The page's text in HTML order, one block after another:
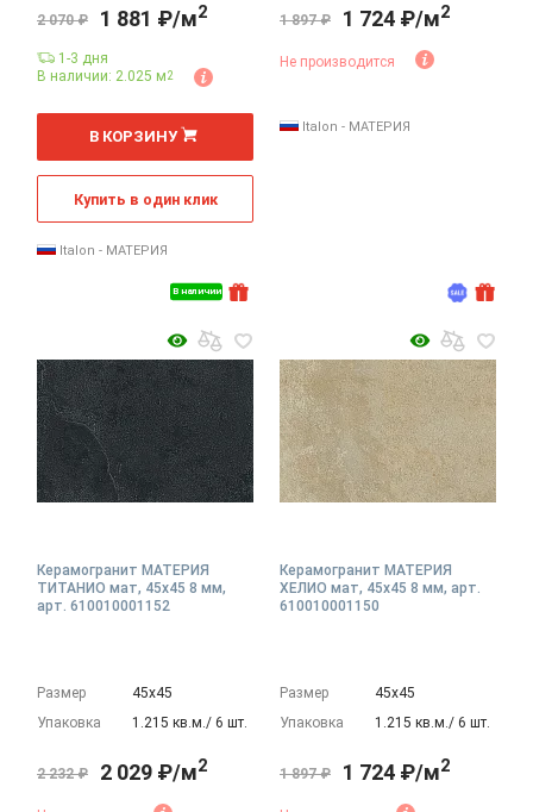
В наличии
2 070 ₽ 1 881 ₽/м2
1-3 дня
В наличии: 2.025 м2
м
В КОРЗИНУ
Купить в один клик
Italon - МАТЕРИЯ
1 897 ₽ 1 724 ₽/м2
Не производится
Italon - МАТЕРИЯ
Керамогранит МАТЕРИЯ
ТИТАНИО мат, 45x45 8 мм,
арт. 610010001152
Размер
45х45
Упаковка
1.215 кв.м./ 6 шт.
2 232 ₽ 2 029 ₽/м2
Керамогранит МАТЕРИЯ
ХЕЛИО мат, 45x45 8 мм, арт.
610010001150
Размер
45х45
Упаковка
1.215 кв.м./ 6 шт.
1 897 ₽ 1 724 ₽/м2